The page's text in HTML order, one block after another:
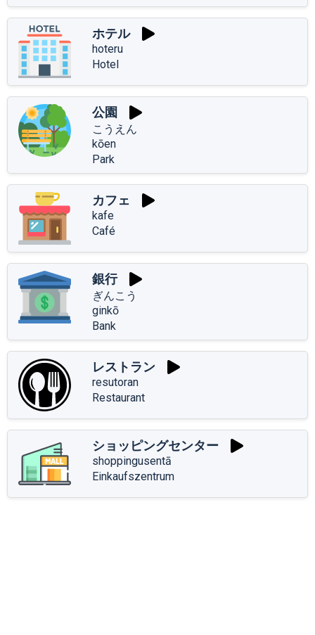
ホテル
hoteru
Hotel
公園
こうえん
kōen
Park
カフェ
kafe
Café
銀行
ぎんこう
ginkō
Bank
レストラン
resutoran
Restaurant
ショッピングセンター
shoppingusentā
Einkaufszentrum